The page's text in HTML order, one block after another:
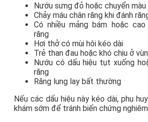
Nướu sưng đỏ hoặc chuyển
Chảy máu chân răng khi đánh
Có nhiều mảng bám hoặc cao
răng
Hơi thở có mùi hôi kéo dài
Trẻ than đau hoặc khó chịu ở
Nướu có dấu hiệu tụt xuống
răng
Răng lung lay bất thường
Nếu các dấu hiệu này kéo dài, phụ
khám sớm để tránh biến chứng